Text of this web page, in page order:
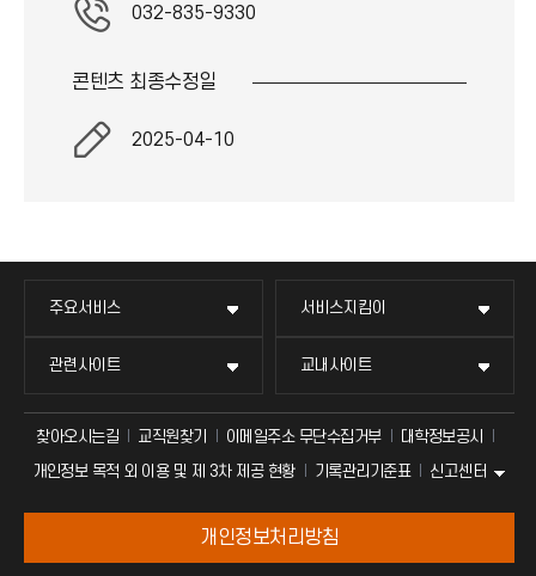
032-835-9330
콘텐츠 최종수정일
2025-04-10
주요서비스 서비스지킴이
관련사이트 교내사이트
찾아오시는길 교직원찾기 이메일주소 무단수집거부
대학정보공시
개인정보 목적 외 이용 및 제 3차 제공 현황
기록관리기준표 신고센터
개인정보처리방침